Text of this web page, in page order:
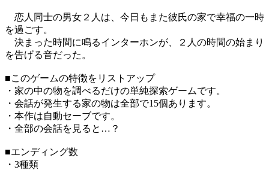
恋人同士の男女２人は、今日もまた彼氏の家で幸福の一時
を過ごす。
決まった時間に鳴るインターホンが、２人の時間の始まり
を告げる音だった。
■このゲームの特徴をリストアップ
・家の中の物を調べるだけの単純探索ゲームです。
・会話が発生する家の物は全部で15個あります。
・本作は自動セーブです。
・全部の会話を見ると…？
■エンディング数
・3種類